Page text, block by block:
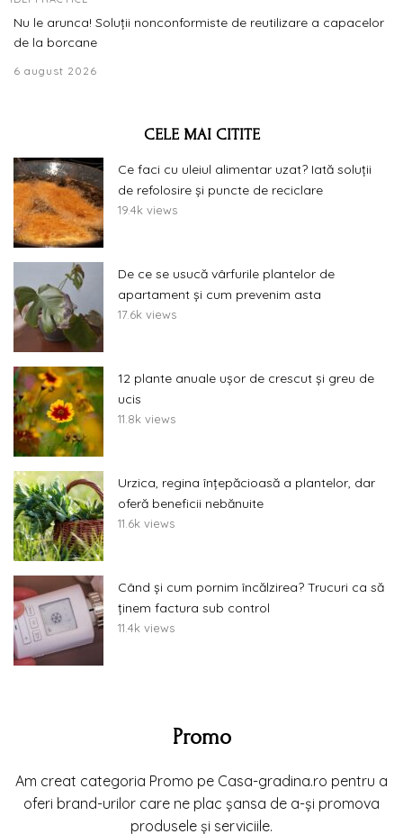
Nu le arunca! Soluții nonconformiste de reutilizare a capacelor
de la borcane
6 august 2026
CELE MAI CITITE
Ce faci cu uleiul alimentar uzat? Iată soluții
de refolosire și puncte de reciclare
19.4k views
De ce se usucă vârfurile plantelor de
apartament și cum prevenim asta
17.6k views
12 plante anuale ușor de crescut și greu de
ucis
11.8k views
Urzica, regina înțepăcioasă a plantelor, dar
oferă beneficii nebănuite
11.6k views
Când și cum pornim încălzirea? Trucuri ca să
ținem factura sub control
11.4k views
Promo
Am creat categoria Promo pe Casa-gradina.ro pentru a
oferi brand-urilor care ne plac șansa de a-și promova
produsele și serviciile.